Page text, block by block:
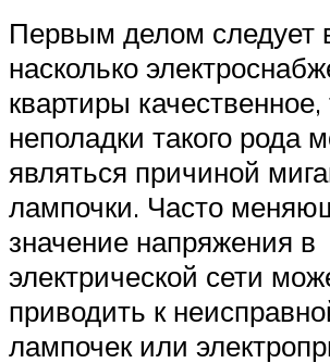
Первым делом следует
насколько
квартиры качественное,
неполадки такого рода
являться причиной
лампочки. Часто
значение напряжения в
электрической сети
приводить к
лампочек или